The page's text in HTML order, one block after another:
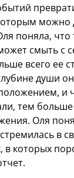
можно
поняла, что
смыть с
всего ее
души
и
тем
Оля
в
в которых